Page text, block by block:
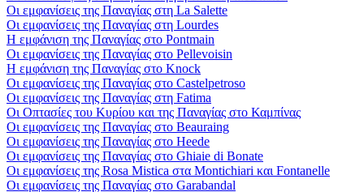
Οι εμφανίσεις της Παναγίας στη La Salette
Οι εμφανίσεις της Παναγίας στη Lourdes
Η εμφάνιση της Παναγίας στο Pontmain
Οι εμφανίσεις της Παναγίας στο Pellevoisin
Η εμφάνιση της Παναγίας στο Knock
Οι εμφανίσεις της Παναγίας στο Castelpetroso
Οι εμφανίσεις της Παναγίας στη Fatima
Οι Οπτασίες του Κυρίου και της Παναγίας στο Καμπίνας
Οι εμφανίσεις της Παναγίας στο Beauraing
Οι εμφανίσεις της Παναγίας στο Heede
Οι εμφανίσεις της Παναγίας στο Ghiaie di Bonate
Οι εμφανίσεις της Rosa Mistica στα Montichiari και Fontanelle
Οι εμφανίσεις της Παναγίας στο Garabandal